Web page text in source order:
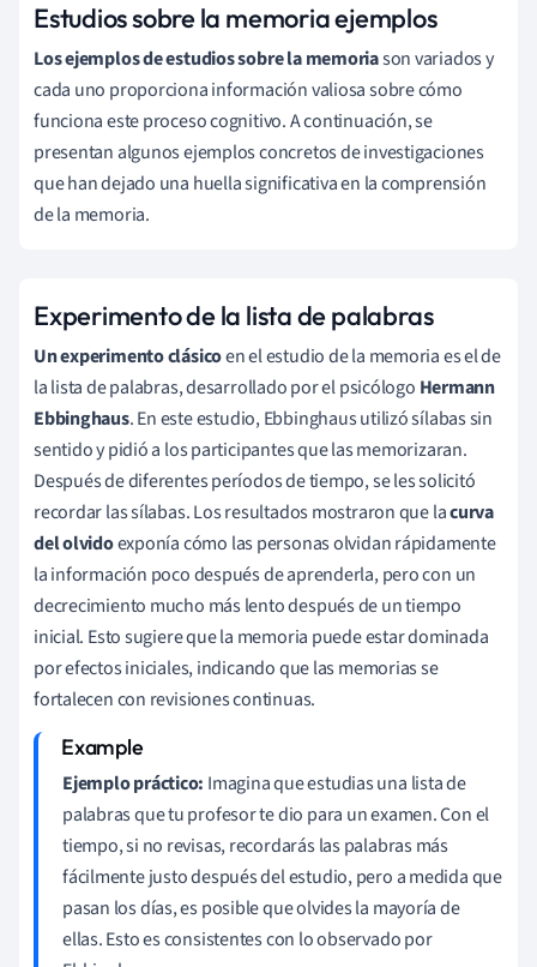
Estudios sobre la memoria ejemplos
Los ejemplos de estudios sobre la memoriason variados y
cada uno proporciona información valiosa sobre cómo
funciona este proceso cognitivo. A continuación, se
presentan algunos ejemplos concretos de investigaciones
que han dejado una huella significativa en la comprensión
de la memoria.
Experimento de la lista de palabras
Un experimento clásicoen el estudio de la memoria es el de
la lista de palabras, desarrollado por el psicólogo Hermann
Ebbinghaus. En este estudio, Ebbinghaus utilizó sílabas sin
sentido y pidió a los participantes que las memorizaran.
Después de diferentes períodos de tiempo, se les solicitó
recordar las sílabas. Los resultados mostraron que lacurva
del olvidoexponía cómo las personas olvidan rápidamente
la información poco después de aprenderla, pero con un
decrecimiento mucho más lento después de un tiempo
inicial. Esto sugiere que la memoria puede estar dominada
por efectos iniciales, indicando que las memorias se
fortalecen con revisiones continuas.
Ejemplo práctico: Imagina que estudias una lista de
palabras que tu profesor te dio para un examen. Con el
tiempo, si no revisas, recordarás las palabras más
fácilmente justo después del estudio, pero a medida que
pasan los días, es posible que olvides la mayoría de
ellas. Esto es consistentes con lo observado por